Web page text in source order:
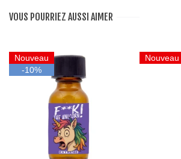
VOUS POURRIEZ AUSSI AIMER
Nouveau
-10%
Nouveau